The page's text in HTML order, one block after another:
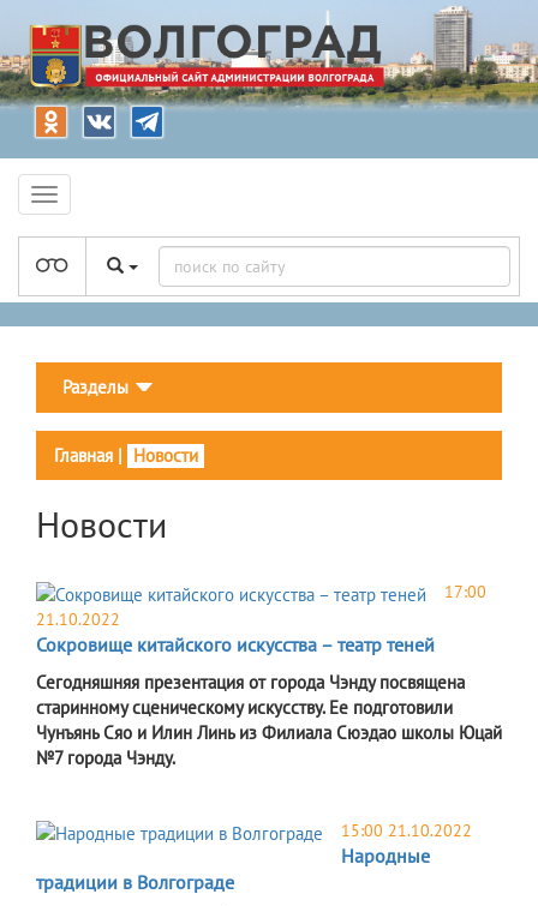
Разделы
Главная | Новости
Новости
17:00
21.10.2022
Сокровище китайского искусства – театр теней
Сегодняшняя презентация от города Чэнду посвящена
старинному сценическому искусству. Ее подготовили
Чунъянь Сяо и Илин Линь из Филиала Сюэдао школы Юцай
№7 города Чэнду.
15:00 21.10.2022
Народные
традиции в Волгограде